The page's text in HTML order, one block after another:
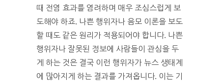
때 전염 효과를 염려하며 매우 조심스럽게 보
도해야 하죠. 나쁜 행위자나 음모 이론을 보도
할 때도 같은 원리가 적용되어야 합니다. 나쁜
행위자나 잘못된 정보에 사람들이 관심을 두
게 하는 것은 결국 이런 행위자가 뉴스 생태계
에 많아지게 하는 결과를 가져옵니다. 이는 기